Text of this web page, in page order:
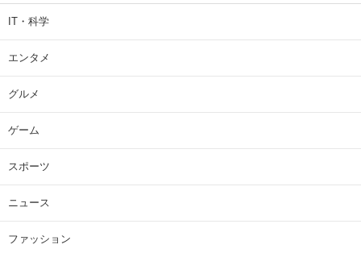
IT・科学
エンタメ
グルメ
ゲーム
スポーツ
ニュース
ファッション